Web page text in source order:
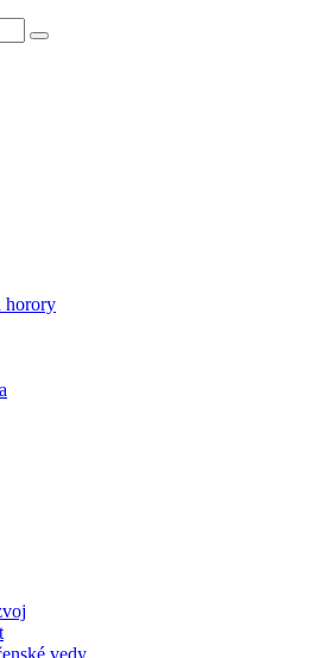
horory
vedy